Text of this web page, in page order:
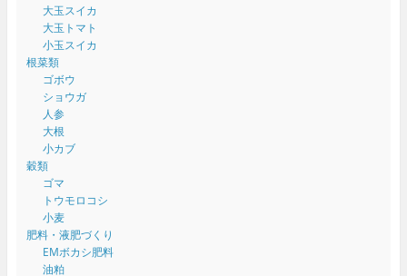
大玉スイカ
大玉トマト
小玉スイカ
根菜類
ゴボウ
ショウガ
人参
大根
小カブ
穀類
ゴマ
トウモロコシ
小麦
肥料・液肥づくり
EMボカシ肥料
油粕